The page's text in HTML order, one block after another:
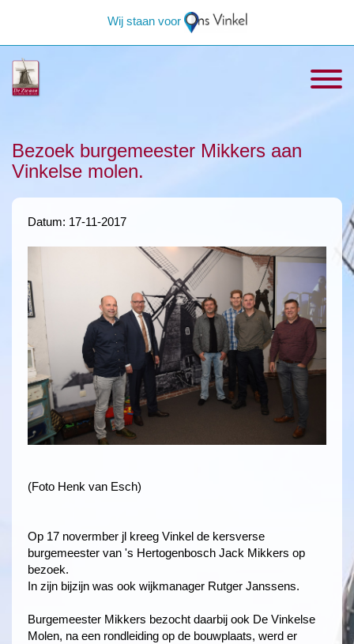
Wij staan voor
Bezoek burgemeester Mikkers aan
Vinkelse molen.
Datum: 17-11-2017
(Foto Henk van Esch)
Op 17 novermber jl kreeg Vinkel de kersverse
burgemeester van 's Hertogenbosch Jack Mikkers op
bezoek.
In zijn bijzijn was ook wijkmanager Rutger Janssens.
Burgemeester Mikkers bezocht daarbij ook De Vinkelse
Molen, na een rondleiding op de bouwplaats, werd er